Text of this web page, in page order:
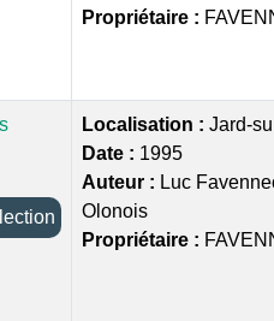
Propriétaire :
selection
Localisation : Jard-
Date : 1995
Auteur : Luc
Olonois
Propriétaire :